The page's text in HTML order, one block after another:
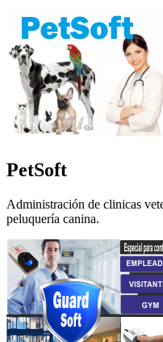
PetSoft
Administración de clinicas
peluquería canina.